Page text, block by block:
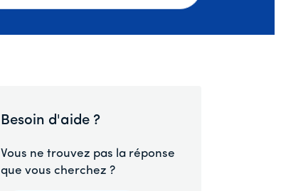
Besoin d'aide ?
Vous ne trouvez pas la réponse
que vous cherchez ?